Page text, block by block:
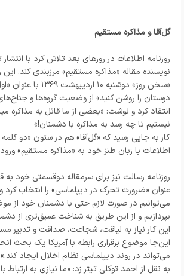
گل‌آقا و مذاکره مستقیم
روزنامه اطلاعات در روزهای بعد تلاش کرد با
نویسنده مقاله «مذاکره مستقیم» مرزبندی کند. این
«سخن روز» دوشنبه ۱۰
دوستان را روشن کنید» از وضعیت گروه‌ها و
انتقاد کرد و نوشت: «بعضی از ما قائل به مذاکره
نیستیم تا چه رسد به مذاکره با دشمنان!»
کار به جایی رسید که «گل‌آقا» هم در ستون «دو
اطلاعات با زبان طنز خود به «مذاکره مستقیم»
روزنامه رسالت نیز برای سرمقاله‌ دوقسمتی خود به
عنوان «ضرورت تحرک در دیپلماسی» را انتخاب کرد
می‌توانیم در صورت لازم حتی با دشمنان خود از
بپردازیم و از این طریق به شناخت عمیق‌تری از
این کار نیاز به لیاقت، شجاعت، صداقت و تدبیر
این‌جا موضوع برقراری رابطه با آمریکا یک بحث
می‌تواند در روند دیپلماسی نظام اخلال ایجاد
به نقل از احمد توکلی تیتر زد: «ما نیازی به ارتباط با